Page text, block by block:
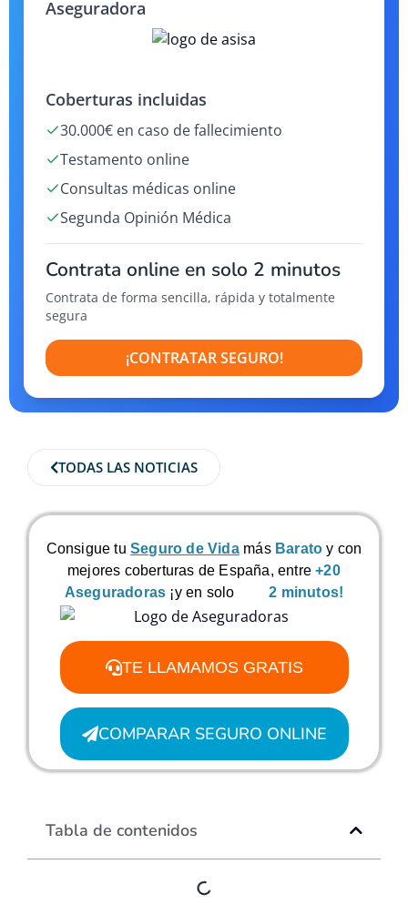
Aseguradora
Coberturas incluidas
30.000€ en caso de fallecimiento
Testamento online
Consultas médicas online
Segunda Opinión Médica
Contrata online en solo 2 minutos
Contrata de forma sencilla, rápida y totalmente
segura
¡CONTRATAR SEGURO!
TODAS LAS NOTICIAS
Consigue tu Seguro de Vidamás Barato y con
mejores coberturas de España, entre+20
Aseguradoras ¡y en solo2 minutos!
TE LLAMAMOS GRATIS
COMPARAR SEGURO ONLINE
Tabla de contenidos